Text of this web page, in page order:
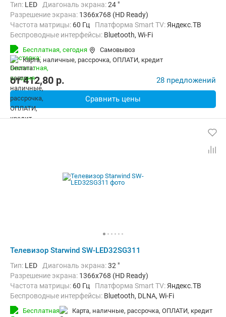
Тип: LED Диагональ экрана:24 "
Разрешение экрана: 1366x768 (HD Ready)
Частота матрицы: 60 Гц Платформа Smart TV: Яндекс.ТВ
Беспроводные интерфейсы: Bluetooth, Wi-Fi
Бесплатная, сегодня
Самовывоз
карта, наличные, рассрочка, ОПЛАТИ, кредит
от412,80 p. 28 предложений
Сравнить цены
Телевизор Starwind SW-LED32SG311
Тип: LED Диагональ экрана:32 "
Разрешение экрана: 1366x768 (HD Ready)
Частота матрицы: 60 Гц Платформа Smart TV: Яндекс.ТВ
Беспроводные интерфейсы: Bluetooth, DLNA, Wi-Fi
Бесплатная карта, наличные, рассрочка, ОПЛАТИ, кредит